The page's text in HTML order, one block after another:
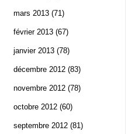
mars 2013 (71)
février 2013 (67)
janvier 2013 (78)
décembre 2012 (83)
novembre 2012 (78)
octobre 2012 (60)
septembre 2012 (81)